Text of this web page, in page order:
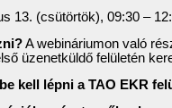
13. (csütörtök), 09:30 –
A webináriumon való
üzenetküldő felületén
kell lépni a TAO EKR